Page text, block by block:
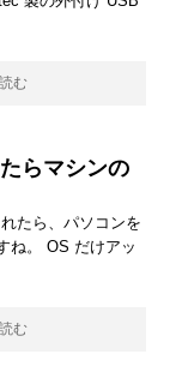
む
らマシンの
たら、パソコンを
ね。 OS だけアッ
む